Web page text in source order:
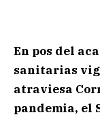
En pos del
sanitarias
atraviesa
pandemia, el